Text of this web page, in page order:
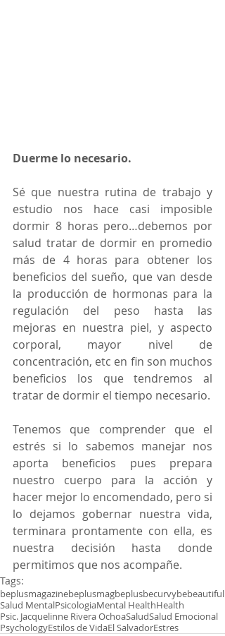
Duerme lo necesario.
Sé que nuestra rutina de trabajo y
estudio nos hace casi imposible
dormir 8 horas pero…debemos por
salud tratar de dormir en promedio
más de 4 horas para obtener los
beneficios del sueño, que van desde
la producción de hormonas para la
regulación del peso hasta las
mejoras en nuestra piel, y aspecto
corporal, mayor nivel de
concentración, etc en fin son muchos
beneficios los que tendremos al
tratar de dormir el tiempo necesario.
Tenemos que comprender que el
estrés si lo sabemos manejar nos
aporta beneficios pues prepara
nuestro cuerpo para la acción y
hacer mejor lo encomendado, pero si
lo dejamos gobernar nuestra vida,
terminara prontamente con ella, es
nuestra decisión hasta donde
permitimos que nos acompañe.
Tags:
beplusmagazinebeplusmagbeplusbecurvybebeautiful
Salud MentalPsicologiaMental HealthHealth
Psic. Jacquelinne Rivera OchoaSaludSalud Emocional
PsychologyEstilos de VidaEl SalvadorEstres